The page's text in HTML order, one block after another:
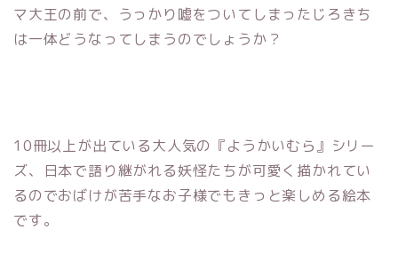
マ大王の前で、うっかり嘘をついてしまったじろきち
は一体どうなってしまうのでしょうか？
10冊以上が出ている大人気の『ようかいむら』シリー
ズ、日本で語り継がれる妖怪たちが可愛く描かれてい
るのでおばけが苦手なお子様でもきっと楽しめる絵本
です。